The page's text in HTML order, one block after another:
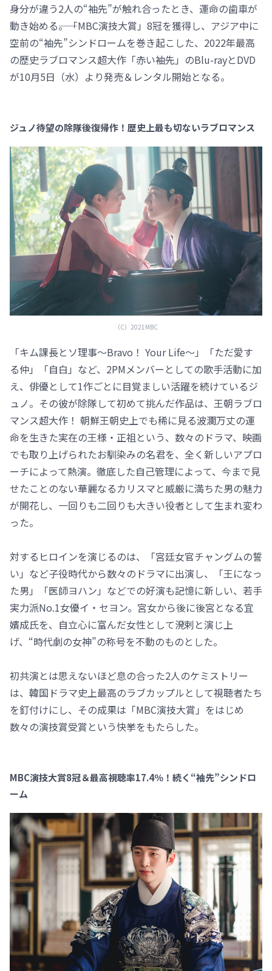
身分が違う2人の“袖先”が触れ合ったとき、運命の歯車が
動き始める――。「MBC演技大賞」8冠を獲得し、アジア中に
空前の“袖先”シンドロームを巻き起こした、2022年最高
の歴史ラブロマンス超大作「赤い袖先」のBlu-rayとDVD
が10月5日（水）より発売＆レンタル開始となる。
ジュノ待望の除隊後復帰作！歴史上最も切ないラブロマンス
（C）2021MBC
「キム課長とソ理事～Bravo！ Your Life～」「ただ愛す
る仲」「自白」など、2PMメンバーとしての歌手活動に加
え、俳優として1作ごとに目覚ましい活躍を続けているジ
ュノ。その彼が除隊して初めて挑んだ作品は、王朝ラブロ
マンス超大作！ 朝鮮王朝史上でも稀に見る波瀾万丈の運
命を生きた実在の王様・正祖という、数々のドラマ、映画
でも取り上げられたお馴染みの名君を、全く新しいアプロ
ーチによって熱演。徹底した自己管理によって、今まで見
せたことのない華麗なるカリスマと威厳に満ちた男の魅力
が開花し、一回りも二回りも大きい役者として生まれ変わ
った。
対するヒロインを演じるのは、「宮廷女官チャングムの誓
い」など子役時代から数々のドラマに出演し、「王になっ
た男」「医師ヨハン」などでの好演も記憶に新しい、若手
実力派No.1女優イ・セヨン。宮女から後に後宮となる宜
嬪成氏を、自立心に富んだ女性として溌剌と演じ上
げ、“時代劇の女神”の称号を不動のものとした。
初共演とは思えないほど息の合った2人のケミストリー
は、韓国ドラマ史上最高のラブカップルとして視聴者たち
を釘付けにし、その成果は「MBC演技大賞」をはじめ
数々の演技賞受賞という快挙をもたらした。
MBC演技大賞8冠＆最高視聴率17.4％！続く“袖先”シンドロ
ーム